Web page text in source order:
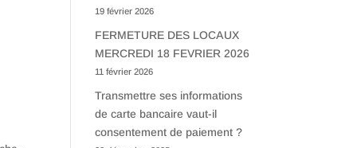
19 février 2026
FERMETURE DES LOCAUX
MERCREDI 18 FEVRIER 2026
11 février 2026
Transmettre ses informations
de carte bancaire vaut-il
consentement de paiement ?